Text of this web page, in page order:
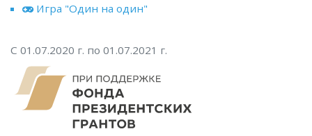
Игра "Один на один"
С 01.07.2020 г. по 01.07.2021 г.